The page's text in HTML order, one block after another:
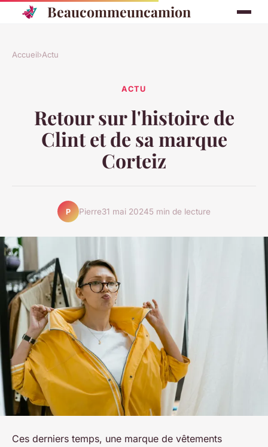
Beaucommeuncamion
Accueil›Actu
ACTU
Retour sur l'histoire de
Clint et de sa marque
Corteiz
P Pierre31 mai 20245 min de lecture
Ces derniers temps, une marque de vêtements